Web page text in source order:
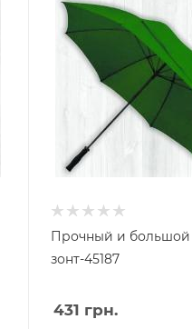
Прочный и большой
зонт-45187
431 грн.